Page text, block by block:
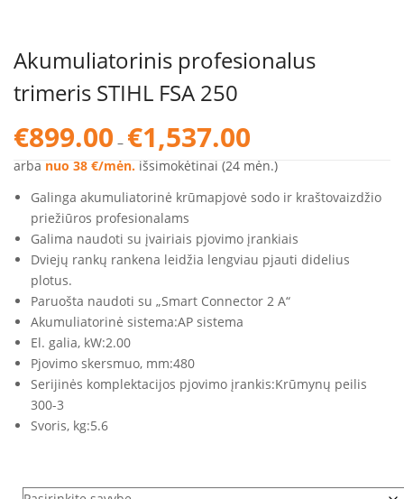
Akumuliatorinis profesionalus
trimeris STIHL FSA 250
€899.00 – €1,537.00
€899.00
€1,537.00
arba nuo 38 €/mėn. išsimokėtinai (24 mėn.)
Galinga akumuliatorinė krūmapjovė sodo ir kraštovaizdžio
priežiūros profesionalams
Galima naudoti su įvairiais pjovimo įrankiais
Dviejų rankų rankena leidžia lengviau pjauti didelius
plotus.
Paruošta naudoti su „Smart Connector 2 A“
Akumuliatorinė sistema:AP sistema
El. galia, kW:2.00
Pjovimo skersmuo, mm:480
Serijinės komplektacijos pjovimo įrankis:Krūmynų peilis
300-3
Svoris, kg:5.6